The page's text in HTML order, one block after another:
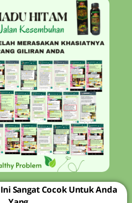
Sangat Cocok Untuk Anda